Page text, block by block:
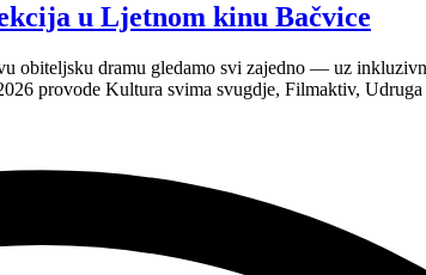
u Ljetnom kinu Bačvice
obiteljsku dramu gledamo svi zajedno — uz
provode Kultura svima svugdje, Filmaktiv,